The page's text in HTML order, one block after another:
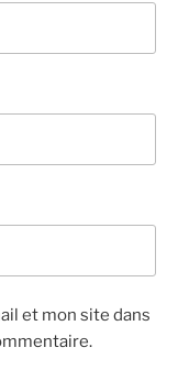
et mon site dans